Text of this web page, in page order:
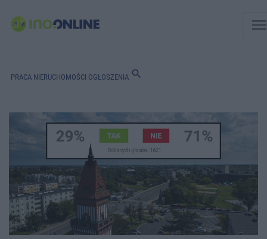
PRACA NIERUCHOMOŚCI OGŁOSZENIA search